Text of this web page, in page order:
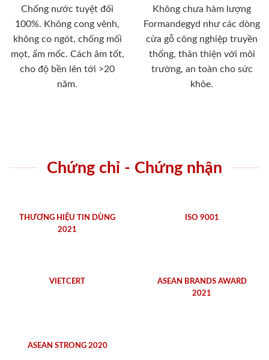
Chống nước tuyệt đối
100%. Không cong vênh,
không co ngót, chống mối
mọt, ẩm mốc. Cách âm tốt,
cho độ bền lên tới >20
năm.
Không chưa hàm lượng
Formandegyd như các dòng
cửa gỗ công nghiệp truyền
thống, thân thiện với môi
trường, an toàn cho sức
khỏe.
Chứng chỉ - Chứng nhận
THƯƠNG HIỆU TIN DÙNG
2021
ISO 9001
VIETCERT
ASEAN BRANDS AWARD
2021
ASEAN STRONG 2020